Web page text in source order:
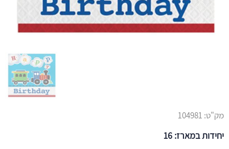
מק"ט: 104981
יחידות במארז: 16